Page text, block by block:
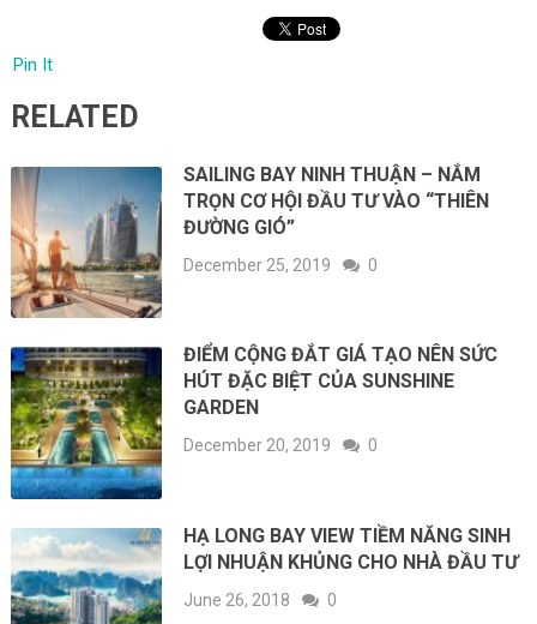
Pin It
RELATED
SAILING BAY NINH THUẬN – NẮM
TRỌN CƠ HỘI ĐẦU TƯ VÀO “THIÊN
ĐƯỜNG GIÓ”
December 25, 2019 0
ĐIỂM CỘNG ĐẮT GIÁ TẠO NÊN SỨC
HÚT ĐẶC BIỆT CỦA SUNSHINE
GARDEN
December 20, 2019 0
HẠ LONG BAY VIEW TIỀM NĂNG SINH
LỢI NHUẬN KHỦNG CHO NHÀ ĐẦU TƯ
June 26, 2018 0